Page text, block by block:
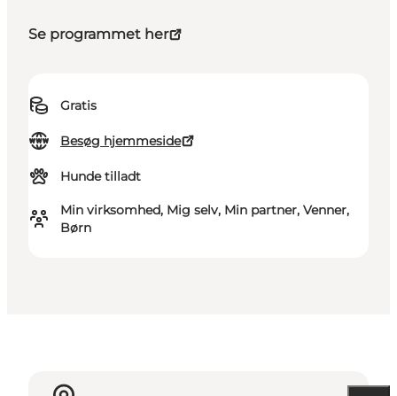
Se programmet her
Gratis
Besøg hjemmeside
Hunde tilladt
Min virksomhed, Mig selv, Min partner, Venner,
Børn